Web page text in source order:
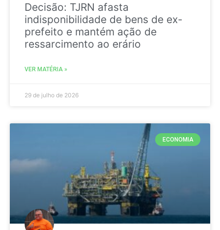
Decisão: TJRN afasta
indisponibilidade de bens de ex-
prefeito e mantém ação de
ressarcimento ao erário
VER MATÉRIA »
29 de julho de 2026
ECONOMIA